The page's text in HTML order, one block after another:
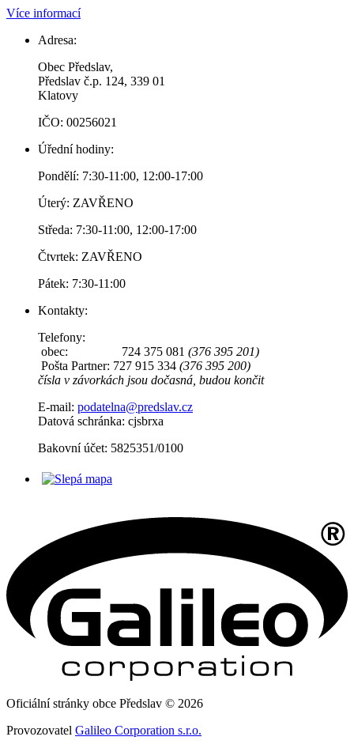
Více informací
Adresa:
Obec Předslav,
Předslav č.p. 124, 339 01
Klatovy
IČO: 00256021
Úřední hodiny:
Pondělí: 7:30-11:00, 12:00-17:00
Úterý: ZAVŘENO
Středa: 7:30-11:00, 12:00-17:00
Čtvrtek: ZAVŘENO
Pátek: 7:30-11:00
Kontakty:
Telefony:
obec: 724 375 081 (376 395 201)
Pošta Partner: 727 915 334 (376 395 200)
čísla v závorkách jsou dočasná, budou končit
E-mail: podatelna@predslav.cz
Datová schránka: cjsbrxa
Bakovní účet: 5825351/0100
Oficiální stránky obce Předslav © 2026
Provozovatel Galileo Corporation s.r.o.